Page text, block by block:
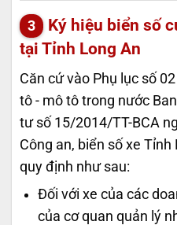
Ký hiệu biển số
tại Tỉnh Long An
Căn cứ vào Phụ lục số
tô - mô tô trong nước
tư số 15/2014/TT-BCA
Công an, biển số xe
quy định như sau:
Đối với xe của các
của cơ quan quản lý